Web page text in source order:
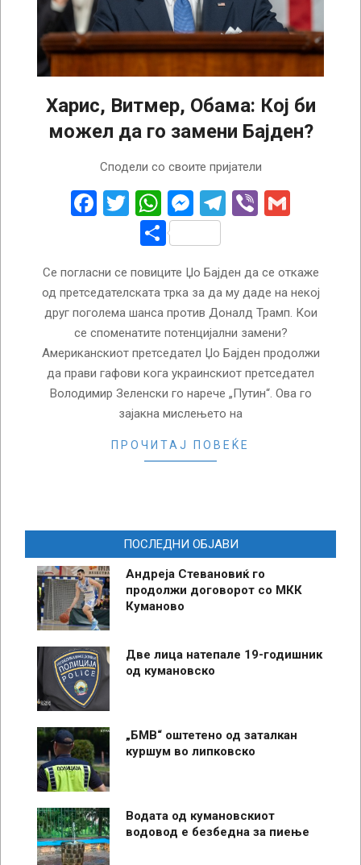
Харис, Витмер, Обама: Кој би
можел да го замени Бајден?
Сподели со своите пријатели
Facebook
Twitter
WhatsApp
Messenger
Telegram
Viber
Share
Се погласни се повиците Џо Бајден да се откаже
од претседателската трка за да му даде на некој
друг поголема шанса против Доналд Трамп. Кои
се споменатите потенцијални замени?
Американскиот претседател Џо Бајден продолжи
да прави гафови кога украинскиот претседател
Володимир Зеленски го нарече „Путин“. Ова го
зајакна мислењето на
ПРОЧИТАЈ ПОВЕЌЕ
ПОСЛЕДНИ ОБЈАВИ
Андреја Стевановиќ го
продолжи договорот со МКК
Куманово
Две лица натепале 19-годишник
од кумановско
„БМВ“ оштетено од заталкан
куршум во липковско
Водата од кумановскиот
водовод е безбедна за пиење